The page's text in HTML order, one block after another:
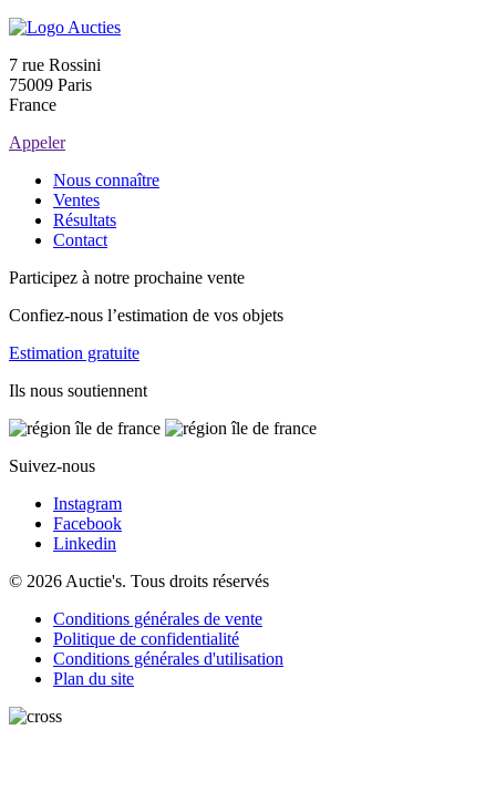
7 rue Rossini
75009 Paris
France
Appeler
Nous connaître
Ventes
Résultats
Contact
Participez à notre prochaine vente
Confiez-nous l’estimation de vos objets
Estimation gratuite
Ils nous soutiennent
Suivez-nous
Instagram
Facebook
Linkedin
© 2026 Auctie's. Tous droits réservés
Conditions générales de vente
Politique de confidentialité
Conditions générales d'utilisation
Plan du site